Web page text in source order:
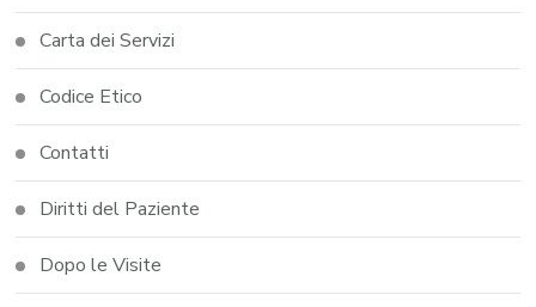
Carta dei Servizi
Codice Etico
Contatti
Diritti del Paziente
Dopo le Visite